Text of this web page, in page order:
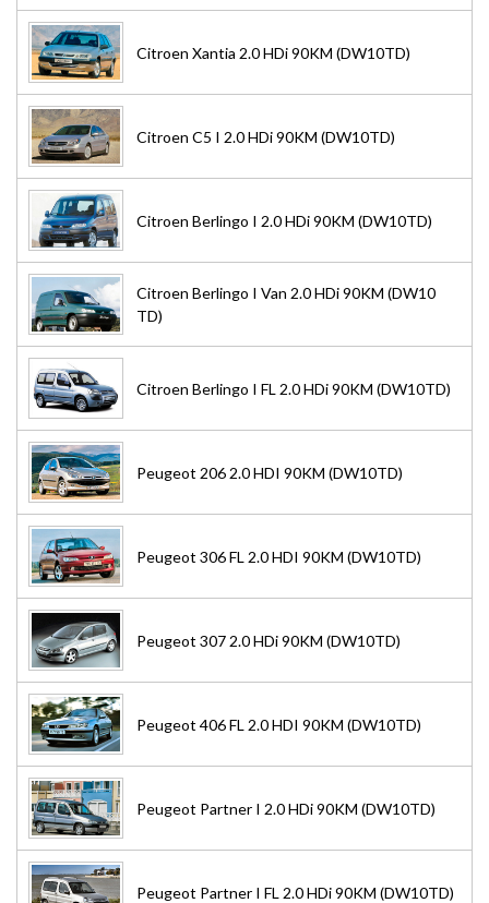
Citroen Xantia 2.0 HDi 90KM (DW10TD)
Citroen C5 I 2.0 HDi 90KM (DW10TD)
Citroen Berlingo I 2.0 HDi 90KM (DW10TD)
Citroen Berlingo I Van 2.0 HDi 90KM (DW10
TD)
Citroen Berlingo I FL 2.0 HDi 90KM (DW10TD)
Peugeot 206 2.0 HDI 90KM (DW10TD)
Peugeot 306 FL 2.0 HDI 90KM (DW10TD)
Peugeot 307 2.0 HDi 90KM (DW10TD)
Peugeot 406 FL 2.0 HDI 90KM (DW10TD)
Peugeot Partner I 2.0 HDi 90KM (DW10TD)
Peugeot Partner I FL 2.0 HDi 90KM (DW10TD)